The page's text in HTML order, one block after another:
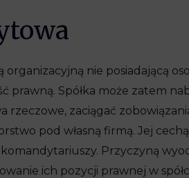
nie posiadającą
prawną. Spółka może zatem
rzeczowe, zaciągać
pod własną firmą. Jej
Przyczyną
ich pozycji prawnej w